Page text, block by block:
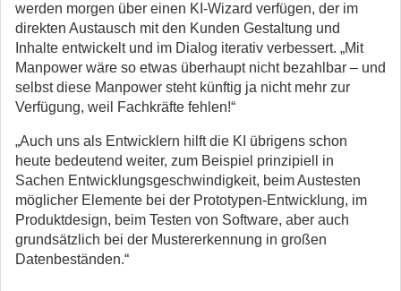
werden morgen über einen KI-Wizard verfügen, der im
direkten Austausch mit den Kunden Gestaltung und
Inhalte entwickelt und im Dialog iterativ verbessert. „Mit
Manpower wäre so etwas überhaupt nicht bezahlbar – und
selbst diese Manpower steht künftig ja nicht mehr zur
Verfügung, weil Fachkräfte fehlen!“
„Auch uns als Entwicklern hilft die KI übrigens schon
heute bedeutend weiter, zum Beispiel prinzipiell in
Sachen Entwicklungsgeschwindigkeit, beim Austesten
möglicher Elemente bei der Prototypen-Entwicklung, im
Produktdesign, beim Testen von Software, aber auch
grundsätzlich bei der Mustererkennung in großen
Datenbeständen.“